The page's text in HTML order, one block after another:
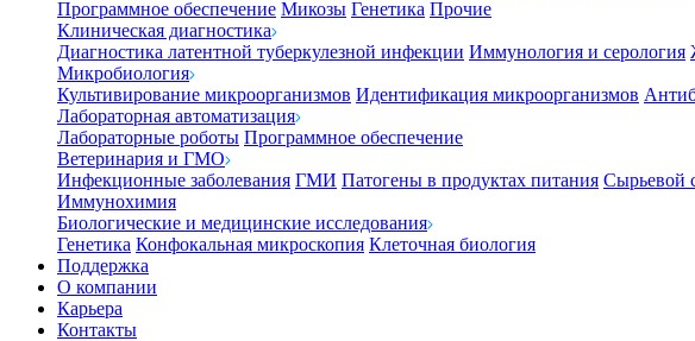
Программное обеспечение Микозы Генетика Прочие
Клиническая диагностика
Диагностика латентной туберкулезной инфекции Иммунология и серология
Микробиология
Культивирование микроорганизмов Идентификация микроорганизмов
Лабораторная автоматизация
Лабораторные роботы Программное обеспечение
Ветеринария и ГМО
Инфекционные заболевания ГМИ Патогены в продуктах питания Сырьевой
Иммунохимия
Биологические и медицинские исследования
Генетика Конфокальная микроскопия Клеточная биология
Поддержка
О компании
Карьера
Контакты